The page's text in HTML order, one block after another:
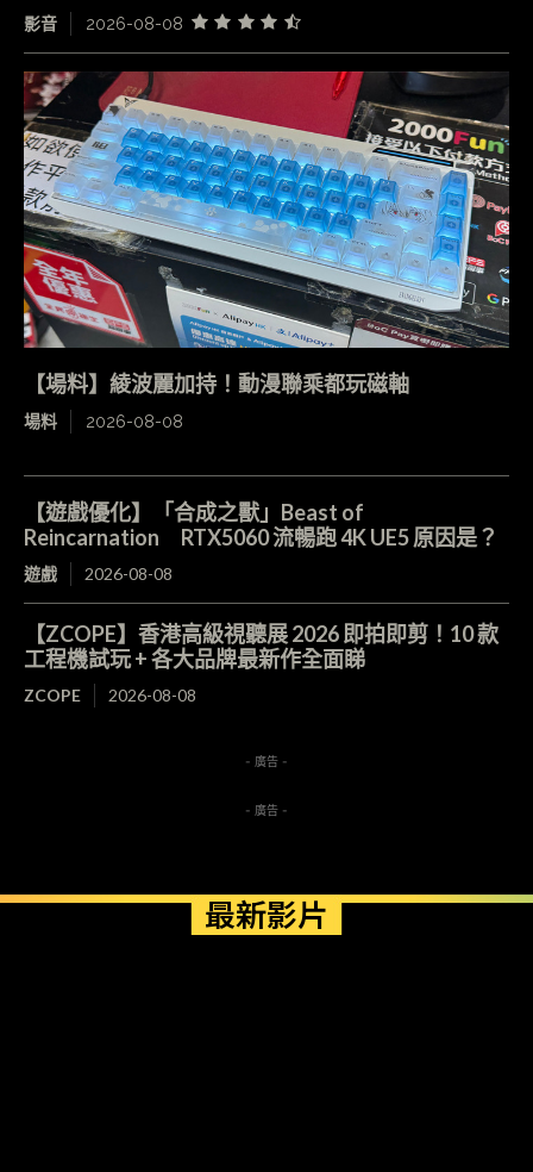
影音 2026-08-08
【場料】綾波麗加持！動漫聯乘都玩磁軸
場料 2026-08-08
【遊戲優化】「合成之獸」Beast of
Reincarnation RTX5060 流暢跑 4K UE5 原因是？
遊戲 2026-08-08
【ZCOPE】香港高級視聽展 2026 即拍即剪！10 款
工程機試玩 + 各大品牌最新作全面睇
ZCOPE 2026-08-08
- 廣告 -
- 廣告 -
最新影片